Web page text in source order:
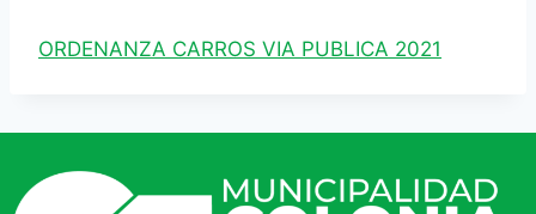
ORDENANZA CARROS VIA PUBLICA 2021